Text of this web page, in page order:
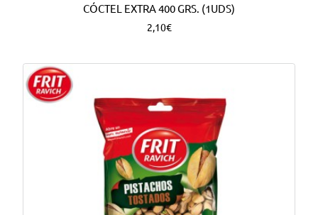
CÓCTEL EXTRA 400 GRS. (1UDS)
2,10€